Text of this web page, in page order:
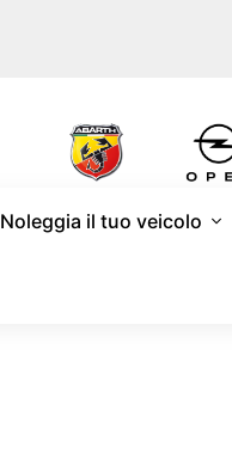
Noleggia il tuo veicolo